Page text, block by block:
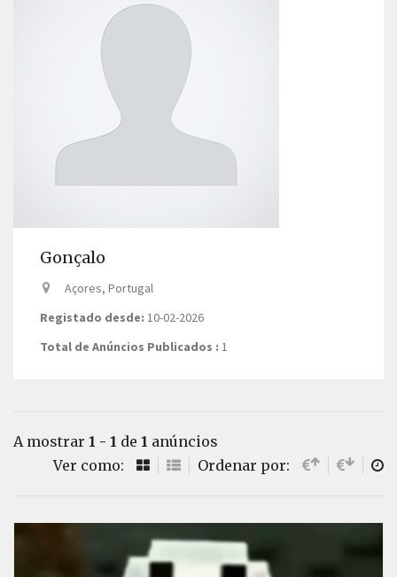
Gonçalo
Açores, Portugal
Registado desde: 10-02-2026
Total de Anúncios Publicados : 1
A mostrar 1 - 1 de 1 anúncios
Ver como:
Ordenar por: